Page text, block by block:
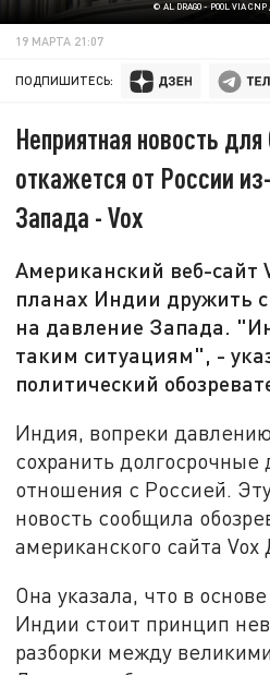
© AL DRAGO - POOL VIA CNP
19 МАРТА 21:07
ПОДПИШИТЕСЬ:
Неприятная новость
откажется от России
Запада - Vox
Американский веб-сайт
планах Индии дружить
на давление Запада.
таким ситуациям", -
политический
Индия, вопреки
сохранить долгосрочные
отношения с Россией.
новость сообщила
американского сайта
Она указала, что в
Индии стоит принцип
разборки между